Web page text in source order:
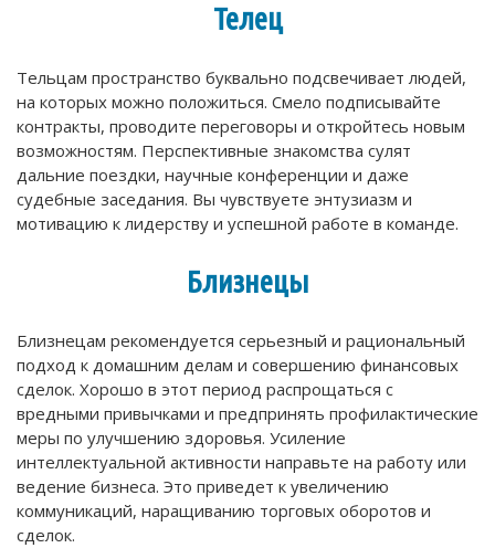
Телец
Тельцам пространство буквально подсвечивает людей,
на которых можно положиться. Смело подписывайте
контракты, проводите переговоры и откройтесь новым
возможностям. Перспективные знакомства сулят
дальние поездки, научные конференции и даже
судебные заседания. Вы чувствуете энтузиазм и
мотивацию к лидерству и успешной работе в команде.
Близнецы
Близнецам рекомендуется серьезный и рациональный
подход к домашним делам и совершению финансовых
сделок. Хорошо в этот период распрощаться с
вредными привычками и предпринять профилактические
меры по улучшению здоровья. Усиление
интеллектуальной активности направьте на работу или
ведение бизнеса. Это приведет к увеличению
коммуникаций, наращиванию торговых оборотов и
сделок.